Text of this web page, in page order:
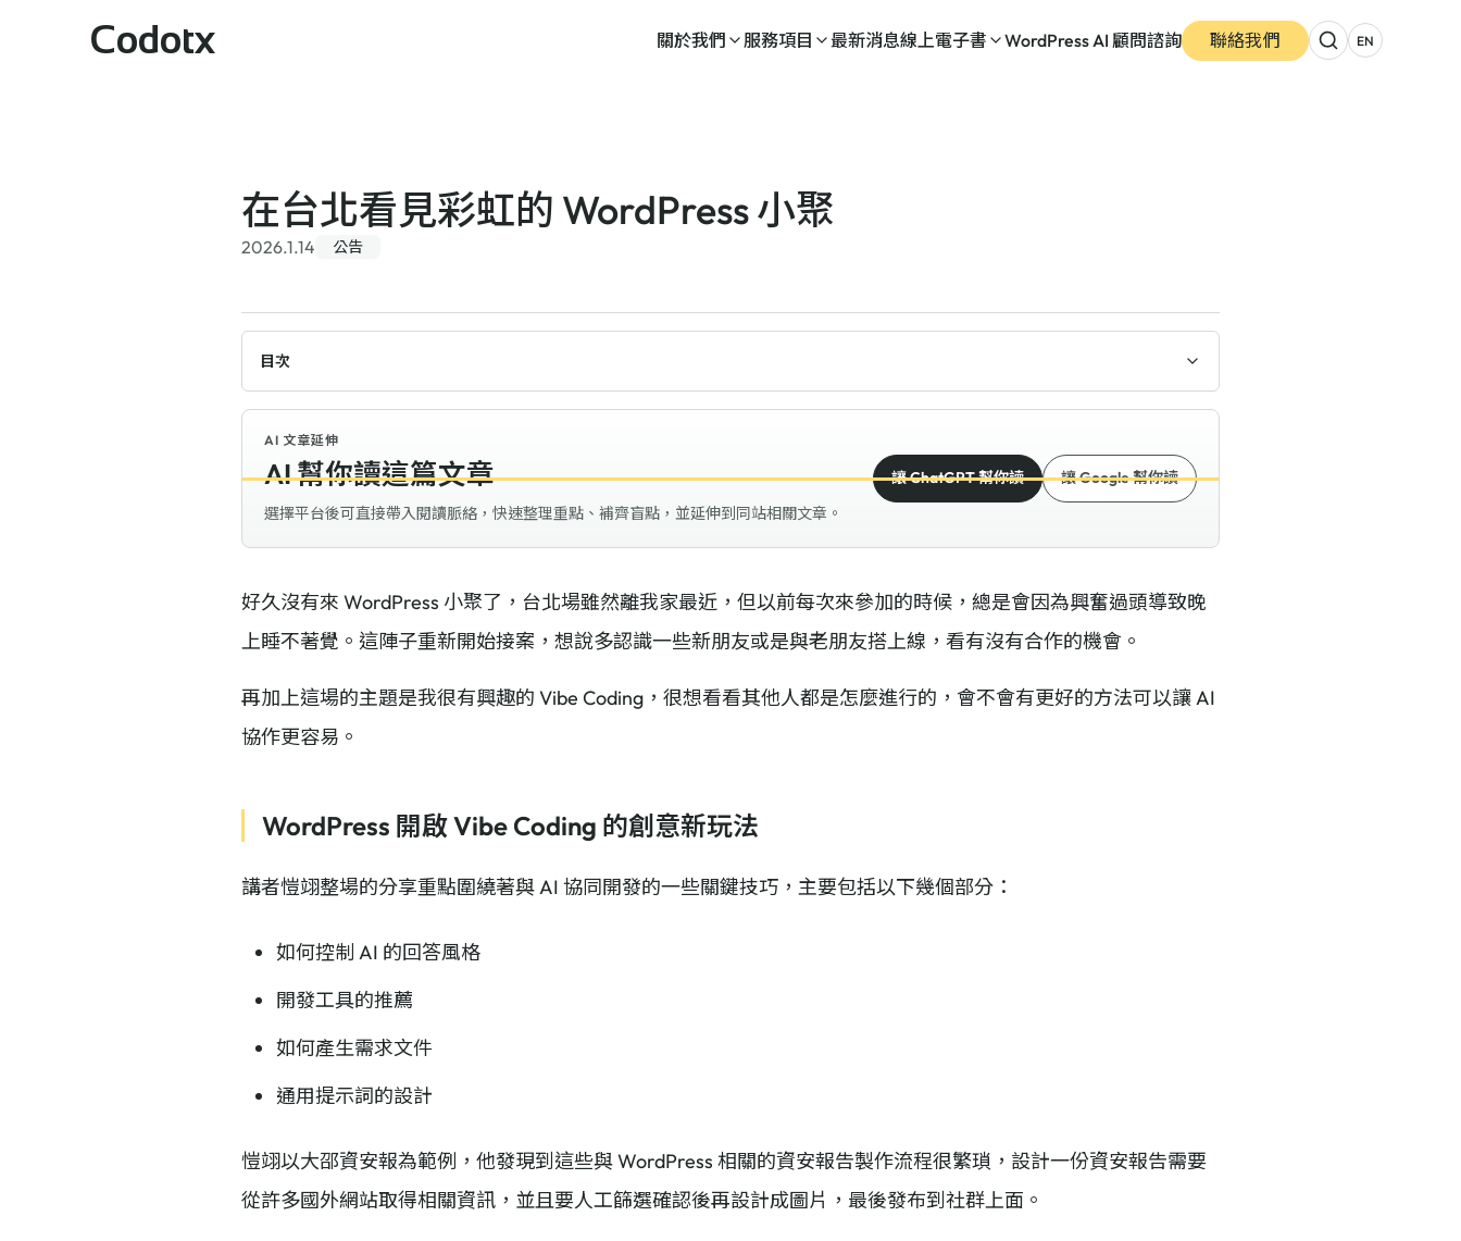
Codotx 關於我們 服務項目 最新消息線上電子書 WordPress AI 顧問諮詢 聯絡我們 EN
在台北看見彩虹的 WordPress 小聚
2026.1.14 公告
目次
AI 文章延伸
AI 幫你讀這篇文章
選擇平台後可直接帶入閱讀脈絡，快速整理重點、補齊盲點，並延伸到同站相關文章。
讓 ChatGPT 幫你讀 讓 Google 幫你讀
好久沒有來 WordPress 小聚了，台北場雖然離我家最近，但以前每次來參加的時候，總是會因為興奮過頭導致晚
上睡不著覺。這陣子重新開始接案，想說多認識一些新朋友或是與老朋友搭上線，看有沒有合作的機會。
再加上這場的主題是我很有興趣的 Vibe Coding，很想看看其他人都是怎麼進行的，會不會有更好的方法可以讓 AI
協作更容易。
WordPress 開啟 Vibe Coding 的創意新玩法
講者愷翊整場的分享重點圍繞著與 AI 協同開發的一些關鍵技巧，主要包括以下幾個部分：
如何控制 AI 的回答風格
開發工具的推薦
如何產生需求文件
通用提示詞的設計
愷翊以大邵資安報為範例，他發現到這些與 WordPress 相關的資安報告製作流程很繁瑣，設計一份資安報告需要
從許多國外網站取得相關資訊，並且要人工篩選確認後再設計成圖片，最後發布到社群上面。